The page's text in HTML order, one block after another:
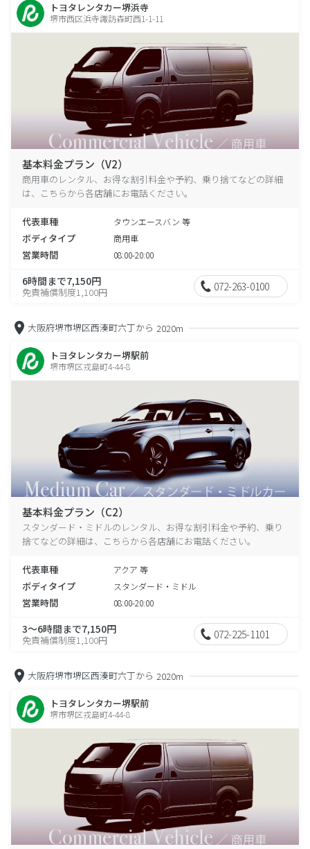
トヨタレンタカー堺浜寺
堺市西区浜寺諏訪森町西1-1-11
基本料金プラン（V2）
商用車のレンタル、お得な割引料金や予約、乗り捨てなどの詳細
は、こちらから各店舗にお電話ください。
代表車種 タウンエースバン 等
ボディタイプ 商用車
営業時間 08:00-20:00
6時間まで7,150円
免責補償制度1,100円 072-263-0100
大阪府堺市堺区西湊町六丁から 2020m
トヨタレンタカー堺駅前
堺市堺区戎島町4-44-8
基本料金プラン（C2）
スタンダード・ミドルのレンタル、お得な割引料金や予約、乗り
捨てなどの詳細は、こちらから各店舗にお電話ください。
代表車種 アクア 等
ボディタイプ スタンダード・ミドル
営業時間 08:00-20:00
3～6時間まで7,150円
免責補償制度1,100円 072-225-1101
大阪府堺市堺区西湊町六丁から 2020m
トヨタレンタカー堺駅前
堺市堺区戎島町4-44-8